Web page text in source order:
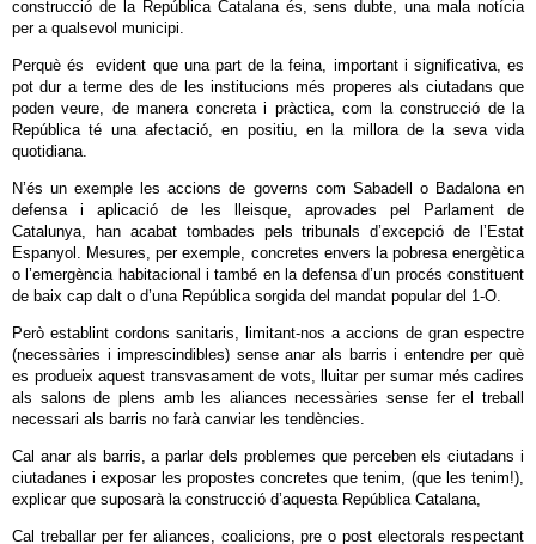
construcció de la República Catalana és, sens dubte, una mala notícia
per a qualsevol municipi.
Perquè és evident que una part de la feina, important i significativa, es
pot dur a terme des de les institucions més properes als ciutadans que
poden veure, de manera concreta i pràctica, com la construcció de la
República té una afectació, en positiu, en la millora de la seva vida
quotidiana.
N’és un exemple les accions de governs com Sabadell o Badalona en
defensa i aplicació de les lleisque, aprovades pel Parlament de
Catalunya, han acabat tombades pels tribunals d’excepció de l’Estat
Espanyol. Mesures, per exemple, concretes envers la pobresa energètica
o l’emergència habitacional i també en la defensa d’un procés constituent
de baix cap dalt o d’una República sorgida del mandat popular del 1-O.
Però establint cordons sanitaris, limitant-nos a accions de gran espectre
(necessàries i imprescindibles) sense anar als barris i entendre per què
es produeix aquest transvasament de vots, lluitar per sumar més cadires
als salons de plens amb les aliances necessàries sense fer el treball
necessari als barris no farà canviar les tendències.
Cal anar als barris, a parlar dels problemes que perceben els ciutadans i
ciutadanes i exposar les propostes concretes que tenim, (que les tenim!),
explicar que suposarà la construcció d’aquesta República Catalana,
Cal treballar per fer aliances, coalicions, pre o post electorals respectant